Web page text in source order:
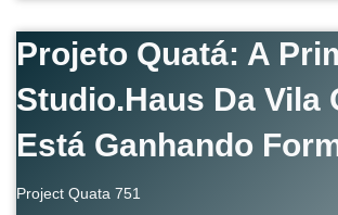
Projeto Quatá: A
Studio.Haus Da Vila
Está Ganhando
Project Quata 751